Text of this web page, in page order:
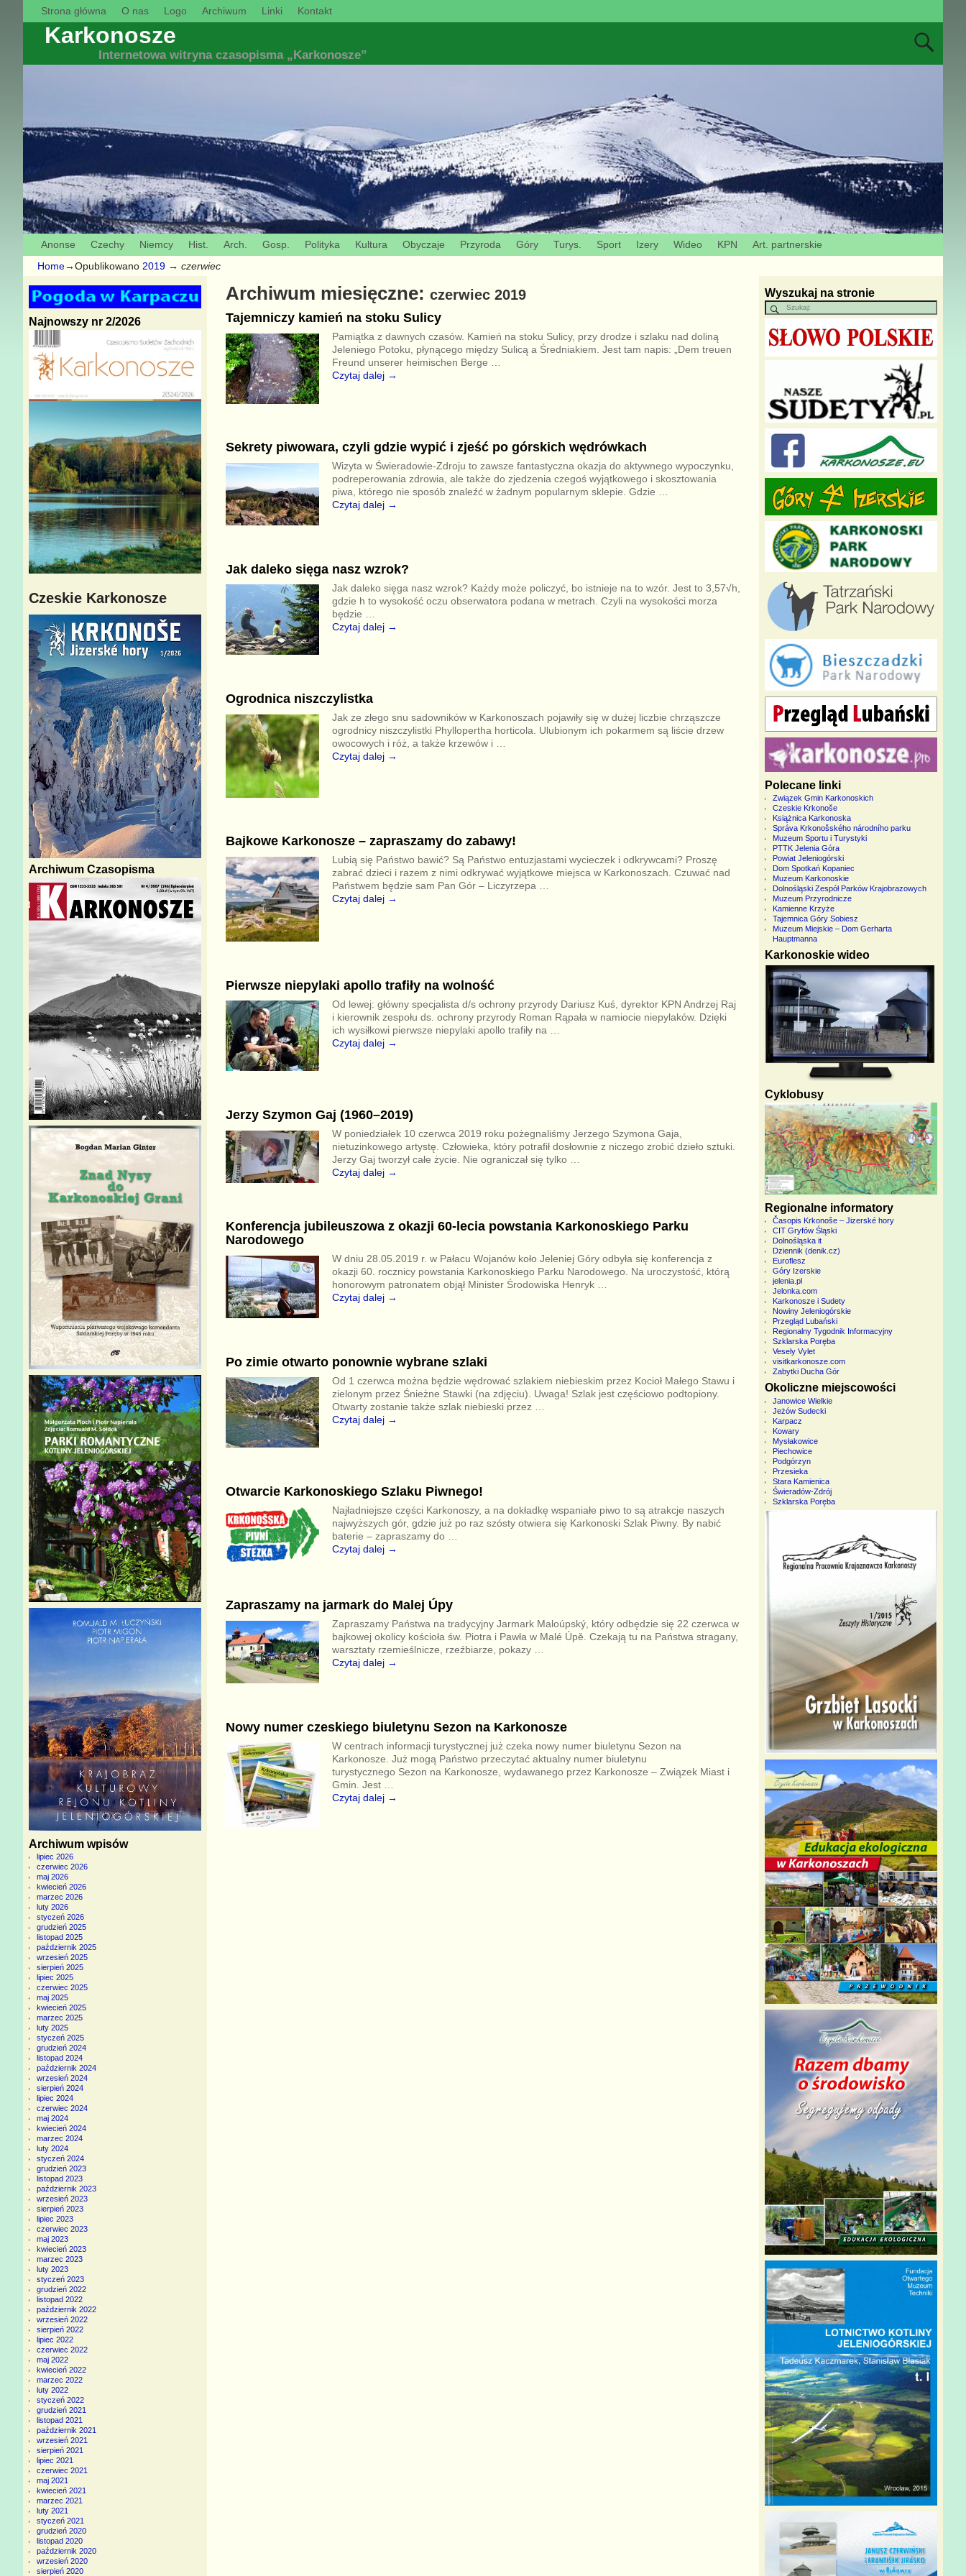
Strona główna O nas Logo Archiwum Linki Kontakt
Karkonosze
Internetowa witryna czasopisma „Karkonosze”
Anonse Czechy Niemcy Hist. Arch. Gosp. Polityka Kultura Obyczaje Przyroda Góry Turys. Sport Izery Wideo KPN
Art. partnerskie
Home→Opublikowano 2019 → czerwiec
Archiwum miesięczne: czerwiec 2019
Tajemniczy kamień na stoku Sulicy
Pamiątka z dawnych czasów. Kamień na stoku Sulicy, przy drodze i szlaku nad doliną
Jeleniego Potoku, płynącego między Sulicą a Średniakiem. Jest tam napis: „Dem treuen
Freund unserer heimischen Berge
Czytaj dalej →
Sekrety piwowara, czyli gdzie wypić i zjeść po górskich wędrówkach
Wizyta w Świeradowie-Zdroju to zawsze fantastyczna okazja do aktywnego wypoczynku,
podreperowania zdrowia, ale także do zjedzenia czegoś wyjątkowego i skosztowania
piwa, którego nie sposób znaleźć w żadnym popularnym sklepie. Gdzie …
Czytaj dalej →
Jak daleko sięga nasz wzrok?
Jak daleko sięga nasz wzrok? Każdy może policzyć, bo istnieje na to wzór. Jest to 3,57√h,
gdzie h to wysokość oczu obserwatora podana w metrach. Czyli na wysokości morza
będzie
Czytaj dalej →
Ogrodnica niszczylistka
Jak ze złego snu sadowników w Karkonoszach pojawiły się w dużej liczbie chrząszcze
ogrodnicy niszczylistki Phyllopertha horticola. Ulubionym ich pokarmem są liście drzew
owocowych i róż, a także krzewów i
Czytaj dalej →
Bajkowe Karkonosze – zapraszamy do zabawy!
Lubią się Państwo bawić? Są Państwo entuzjastami wycieczek i odkrywcami? Proszę
zabrać dzieci i razem z nimi odkrywać wyjątkowe miejsca w Karkonoszach. Czuwać nad
Państwem będzie sam Pan Gór – Liczyrzepa …
Czytaj dalej →
Pierwsze niepylaki apollo trafiły na wolność
Od lewej: główny specjalista d/s ochrony przyrody Dariusz Kuś, dyrektor KPN Andrzej Raj
i kierownik zespołu ds. ochrony przyrody Roman Rąpała w namiocie niepylaków. Dzięki
ich wysiłkowi pierwsze niepylaki apollo trafiły na
Czytaj dalej →
Jerzy Szymon Gaj (1960–2019)
W poniedziałek 10 czerwca 2019 roku pożegnaliśmy Jerzego Szymona Gaja,
nietuzinkowego artystę. Człowieka, który potrafił dosłownie z niczego zrobić dzieło sztuki.
Jerzy Gaj tworzył całe życie. Nie ograniczał się tylko
Czytaj dalej →
Konferencja jubileuszowa z okazji 60-lecia powstania Karkonoskiego Parku
Narodowego
W dniu 28.05.2019 r. w Pałacu Wojanów koło Jeleniej Góry odbyła się konferencja z
okazji 60. rocznicy powstania Karkonoskiego Parku Narodowego. Na uroczystość, którą
honorowym patronatem objął Minister Środowiska Henryk …
Czytaj dalej →
Po zimie otwarto ponownie wybrane szlaki
Od 1 czerwca można będzie wędrować szlakiem niebieskim przez Kocioł Małego Stawu i
zielonym przez Śnieżne Stawki (na zdjęciu). Uwaga! Szlak jest częściowo podtopiony.
Otwarty zostanie także szlak niebieski przez
Czytaj dalej →
Otwarcie Karkonoskiego Szlaku Piwnego!
Najładniejsze części Karkonoszy, a na dokładkę wspaniałe piwo to są atrakcje naszych
najwyższych gór, gdzie już po raz szósty otwiera się Karkonoski Szlak Piwny. By nabić
baterie – zapraszamy do
Czytaj dalej →
Zapraszamy na jarmark do Malej Úpy
Zapraszamy Państwa na tradycyjny Jarmark Maloúpský, który odbędzie się 22 czerwca w
bajkowej okolicy kościoła św. Piotra i Pawła w Malé Úpě. Czekają tu na Państwa stragany,
warsztaty rzemieślnicze, rzeźbiarze, pokazy …
Czytaj dalej →
Nowy numer czeskiego biuletynu Sezon na Karkonosze
W centrach informacji turystycznej już czeka nowy numer biuletynu Sezon na
Karkonosze. Już mogą Państwo przeczytać aktualny numer biuletynu
turystycznego Sezon na Karkonosze, wydawanego przez Karkonosze – Związek Miast i
Gmin. Jest
Czytaj dalej →
Najnowszy nr 2/2026
Czeskie Karkonosze
Archiwum Czasopisma
Archiwum wpisów
lipiec 2026
czerwiec 2026
maj 2026
kwiecień 2026
marzec 2026
luty 2026
styczeń 2026
grudzień 2025
listopad 2025
październik 2025
wrzesień 2025
sierpień 2025
lipiec 2025
czerwiec 2025
maj 2025
kwiecień 2025
marzec 2025
luty 2025
styczeń 2025
grudzień 2024
listopad 2024
październik 2024
wrzesień 2024
sierpień 2024
lipiec 2024
czerwiec 2024
maj 2024
kwiecień 2024
marzec 2024
luty 2024
styczeń 2024
grudzień 2023
listopad 2023
październik 2023
wrzesień 2023
sierpień 2023
lipiec 2023
czerwiec 2023
maj 2023
kwiecień 2023
marzec 2023
luty 2023
styczeń 2023
grudzień 2022
listopad 2022
październik 2022
wrzesień 2022
sierpień 2022
lipiec 2022
czerwiec 2022
maj 2022
kwiecień 2022
marzec 2022
luty 2022
styczeń 2022
grudzień 2021
listopad 2021
październik 2021
wrzesień 2021
sierpień 2021
lipiec 2021
czerwiec 2021
maj 2021
kwiecień 2021
marzec 2021
luty 2021
styczeń 2021
grudzień 2020
listopad 2020
październik 2020
wrzesień 2020
sierpień 2020
Wyszukaj na stronie
Polecane linki
Związek Gmin Karkonoskich
Czeskie Krkonoše
Książnica Karkonoska
Správa Krkonošského národního parku
Muzeum Sportu i Turystyki
PTTK Jelenia Góra
Powiat Jeleniogórski
Dom Spotkań Kopaniec
Muzeum Karkonoskie
Dolnośląski Zespół Parków Krajobrazowych
Muzeum Przyrodnicze
Kamienne Krzyże
Tajemnica Góry Sobiesz
Muzeum Miejskie – Dom Gerharta
Hauptmanna
Karkonoskie wideo
Cyklobusy
Regionalne informatory
Časopis Krkonoše – Jizerské hory
CIT Gryfów Śląski
Dolnośląska it
Dziennik (denik.cz)
Euroflesz
Góry Izerskie
jelenia.pl
Jelonka.com
Karkonosze i Sudety
Nowiny Jeleniogórskie
Przegląd Lubański
Regionalny Tygodnik Informacyjny
Szklarska Poręba
Vesely Vylet
visitkarkonosze.com
Zabytki Ducha Gór
Okoliczne miejscowości
Janowice Wielkie
Jeżów Sudecki
Karpacz
Kowary
Mysłakowice
Piechowice
Podgórzyn
Przesieka
Stara Kamienica
Świeradów-Zdrój
Szklarska Poręba